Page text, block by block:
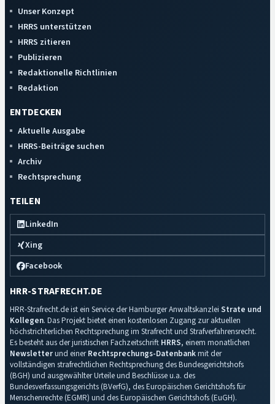
Unser Konzept
HRRS unterstützen
HRRS zitieren
Publizieren
Redaktionelle Richtlinien
Redaktion
ENTDECKEN
Aktuelle Ausgabe
HRRS-Beiträge suchen
Archiv
Rechtsprechung
TEILEN
LinkedIn
Xing
Facebook
HRR-STRAFRECHT.DE
HRR-Strafrecht.de ist ein Service der Hamburger Anwaltskanzlei Strate und
Kollegen. Das Projekt bietet einen kostenlosen Zugang zur aktuellen
höchstrichterlichen Rechtsprechung im Strafrecht und Strafverfahrensrecht.
Es besteht aus der juristischen Fachzeitschrift HRRS, einem monatlichen
Newsletterund einerRechtsprechungs-Datenbankmit der
vollständigen strafrechtlichen Rechtsprechung des Bundesgerichtshofs
(BGH) und ausgewählter Urteile und Beschlüsse u.a. des
Bundesverfassungsgerichts (BVerfG), des Europäischen Gerichtshofs für
Menschenrechte (EGMR) und des Europäischen Gerichtshofs (EuGH).